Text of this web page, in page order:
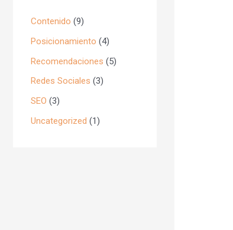
Contenido (9)
Posicionamiento (4)
Recomendaciones (5)
Redes Sociales (3)
SEO (3)
Uncategorized (1)